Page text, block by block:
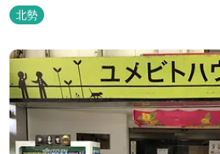
慢の大浴場からは、雄大な御在所岳を背に
望めます。季節ごとに表情を変える湯の
極のひとときをどうぞ。
北勢